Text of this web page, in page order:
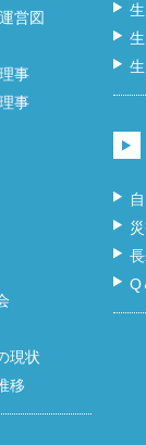
営図
事
事
現状
移
Q